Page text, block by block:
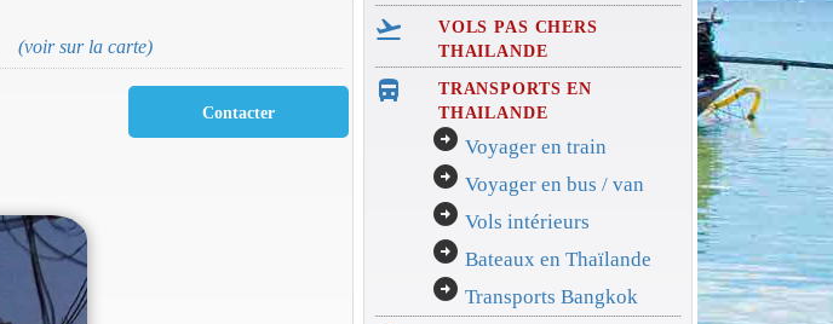
(voir sur la carte)
flight_takeoff
VOLS PAS CHERS
THAILANDE
directions_bus_filled
TRANSPORTS EN
THAILANDE
arrow_circle_right Voyager en train
arrow_circle_right Voyager en bus / van
arrow_circle_right Vols intérieurs
arrow_circle_right Bateaux en Thaïlande
arrow_circle_right Transports Bangkok